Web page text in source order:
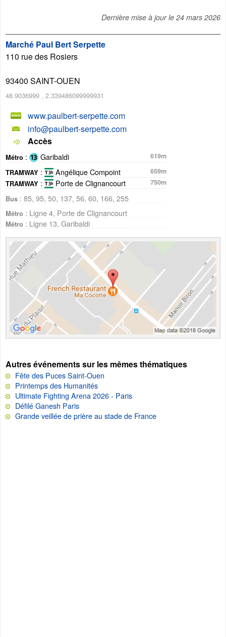
Dernière mise à jour le 24 mars 2026
Marché Paul Bert Serpette
110 rue des Rosiers
93400 SAINT-OUEN
48.9036999 , 2.339486099999931
www.paulbert-serpette.com
info@paulbert-serpette.com
Accès
Métro : Garibaldi
619m
TRAMWAY : Angélique Compoint
659m
TRAMWAY : Porte de Clignancourt
750m
Bus : 85, 95, 50, 137, 56, 60, 166, 255
Métro : Ligne 4, Porte de Clignancourt
Métro : Ligne 13, Garibaldi
Autres événements sur les mêmes thématiques
Fête des Puces Saint-Ouen
Printemps des Humanités
Ultimate Fighting Arena 2026 - Paris
Défilé Ganesh Paris
Grande veillée de prière au stade de France